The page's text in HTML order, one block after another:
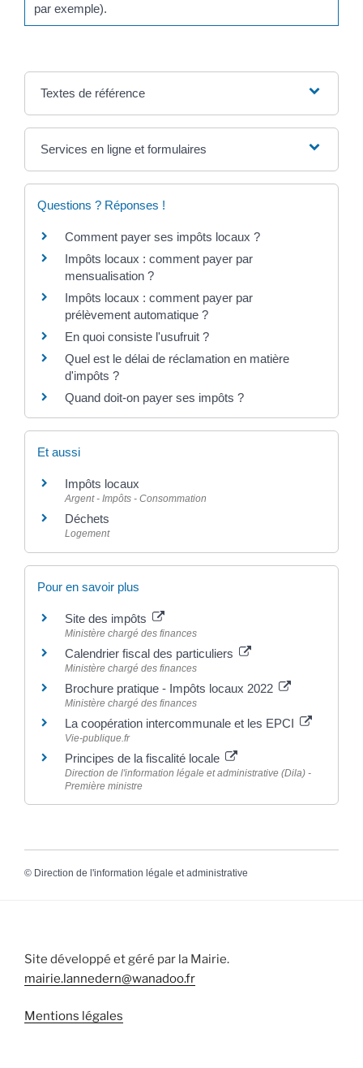
par exemple).
Textes de référence
Services en ligne et formulaires
Questions ? Réponses !
Comment payer ses impôts locaux ?
Impôts locaux : comment payer par
mensualisation ?
Impôts locaux : comment payer par
prélèvement automatique ?
En quoi consiste l'usufruit ?
Quel est le délai de réclamation en matière
d'impôts ?
Quand doit-on payer ses impôts ?
Et aussi
Impôts locaux
Argent - Impôts - Consommation
Déchets
Logement
Pour en savoir plus
Site des impôts
Ministère chargé des finances
Calendrier fiscal des particuliers
Ministère chargé des finances
Brochure pratique - Impôts locaux 2022
Ministère chargé des finances
La coopération intercommunale et les EPCI
Vie-publique.fr
Principes de la fiscalité locale
Direction de l'information légale et administrative (Dila) -
Première ministre
© Direction de l'information légale et administrative
Site développé et géré par la Mairie.
mairie.lannedern@wanadoo.fr
Mentions légales